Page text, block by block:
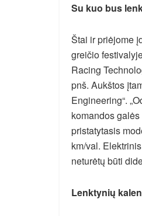
Su kuo bus
Štai ir priėjome
greičio
Racing
pnš. Aukštos
Engineering“.
komandos
pristatytasis
km/val.
neturėtų būti
Lenktynių